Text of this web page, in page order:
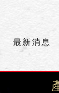
最新消息